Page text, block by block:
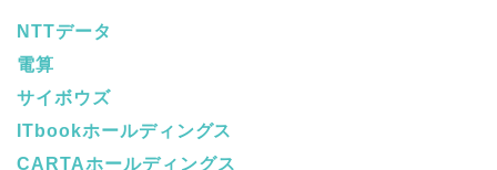
NTTデータ
電算
サイボウズ
ITbookホールディングス
CARTAホールディングス